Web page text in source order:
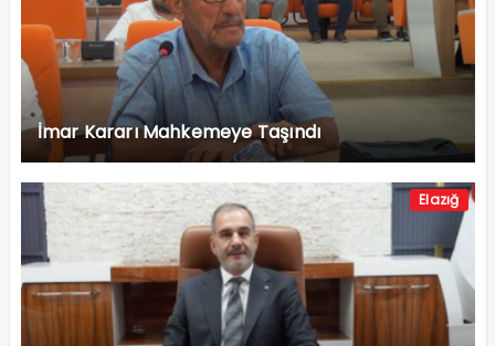
İmar Kararı Mahkemeye Taşındı
Elazığ